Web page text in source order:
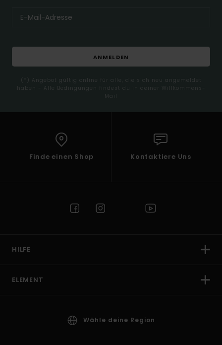
ANMELDEN
(*) Angebot gültig online für alle, die sich neu angemeldet
haben - Alle Bedingungen findest du in deiner Willkommens-
Mail
Finde einen Shop Kontaktiere Uns
HILFE
ELEMENT
Wähle deine Region